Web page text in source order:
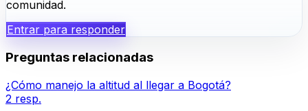
comunidad.
Entrar para responder
Preguntas relacionadas
¿Cómo manejo la altitud al llegar a Bogotá?
2 resp.